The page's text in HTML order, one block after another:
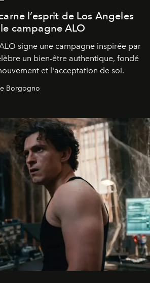
l’esprit de Los Angeles
campagne ALO
signe une campagne inspirée par
un bien-être authentique, fondé
et l'acceptation de soi.
Borgogno